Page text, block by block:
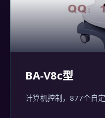
BA-V8c型
计算机控制，877个自